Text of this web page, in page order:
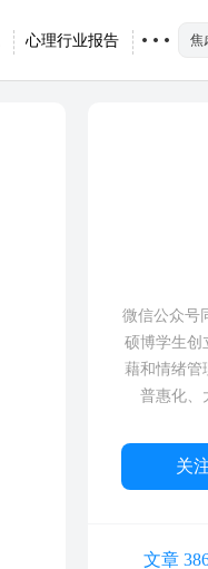
心理行业报告
微信公众号
硕博学生创
藉和情绪管
普惠化、
关
文章